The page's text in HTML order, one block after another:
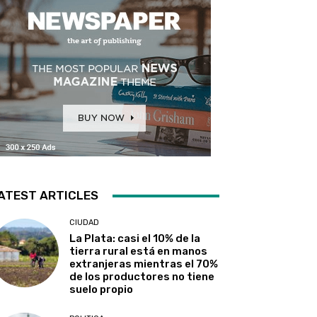
ARTICLES
CIUDAD
La Plata: casi el 10% de la
tierra rural está en manos
extranjeras mientras el 70%
de los productores no tiene
suelo propio